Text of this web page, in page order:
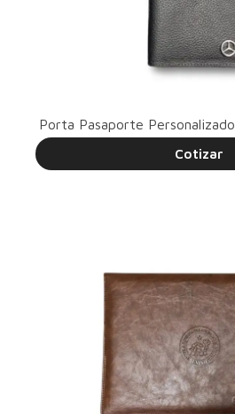
Porta Pasaporte Personalizado
Cotizar